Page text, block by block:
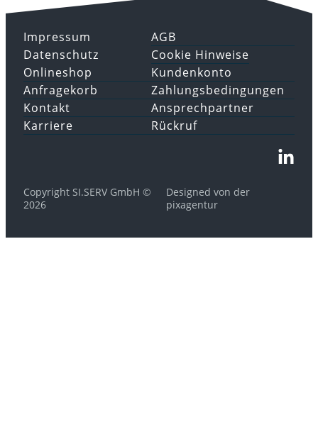
Impressum
Datenschutz
AGB
Cookie Hinweise
Onlineshop
Anfragekorb
Kundenkonto
Zahlungsbedingungen
Kontakt
Karriere
Ansprechpartner
Rückruf
Copyright SI.SERV GmbH ©
2026
Designed von der
pixagentur